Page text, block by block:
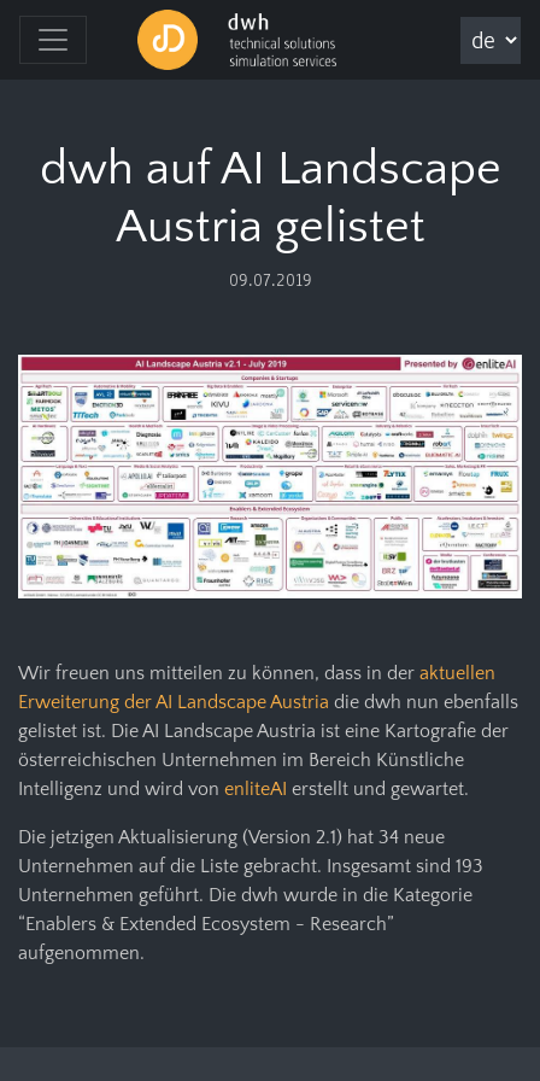
dwh auf AI Landscape
Austria gelistet
09.07.2019
Wir freuen uns mitteilen zu können, dass in der aktuellen
Erweiterung der AI Landscape Austria die dwh nun ebenfalls
gelistet ist. Die AI Landscape Austria ist eine Kartografie der
österreichischen Unternehmen im Bereich Künstliche
Intelligenz und wird von enliteAI erstellt und gewartet.
Die jetzigen Aktualisierung (Version 2.1) hat 34 neue
Unternehmen auf die Liste gebracht. Insgesamt sind 193
Unternehmen geführt. Die dwh wurde in die Kategorie
“Enablers & Extended Ecosystem - Research”
aufgenommen.